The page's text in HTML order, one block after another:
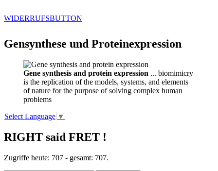
WIDERRUFSBUTTON
Gensynthese und Proteinexpression
Gene synthesis and protein expression ... biomimicry
is the replication of the models, systems, and elements
of nature for the purpose of solving complex human
problems
Select Language ▼
RIGHT said FRET !
Zugriffe heute: 707 - gesamt: 707.